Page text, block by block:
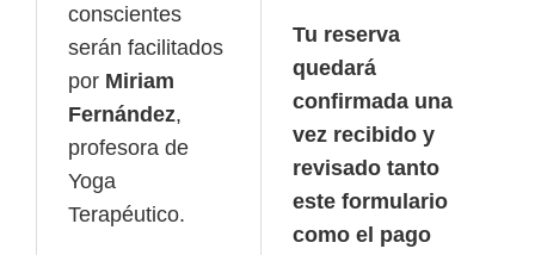
conscientes
serán facilitados
por Miriam
Fernández,
profesora de
Yoga
Terapéutico.
Tu reserva
quedará
confirmada una
vez recibido y
revisado tanto
este formulario
como el pago